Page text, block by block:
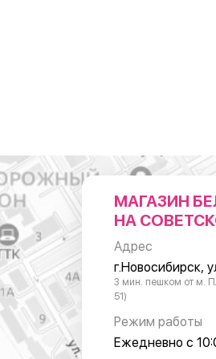
МАГАЗИН
НА
Адрес
г.Новосибирск,
3 мин. пешком от м.
51)
Режим работы
Ежедневно с